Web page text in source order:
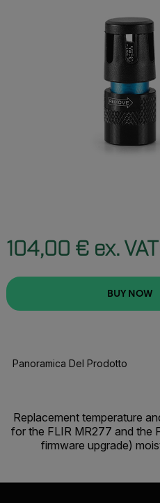
104,00 € ex. VAT
BUY NOW
Panoramica Del Prodotto
Replacement temperature
for the FLIR MR277 and the
firmware upgrade)